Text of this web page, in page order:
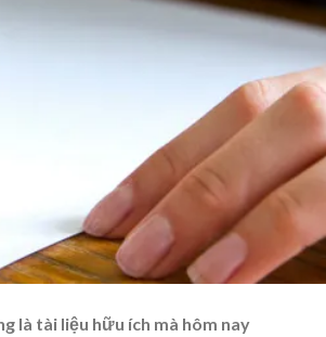
là tài liệu hữu ích mà hôm nay